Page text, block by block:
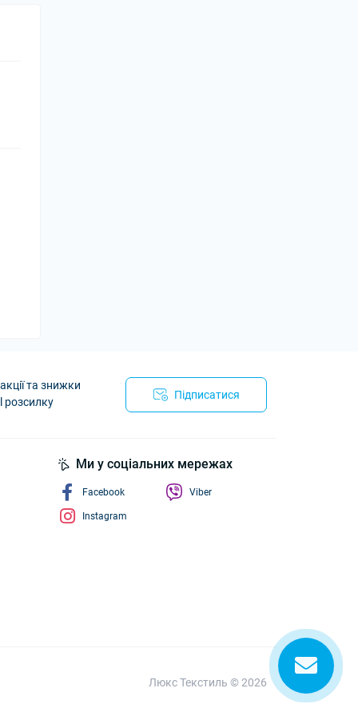
та знижки
розсилку
Підписатися
Ми у соціальних мережах
Facebook
Instagram
Viber
Люкс Текстиль © 2026